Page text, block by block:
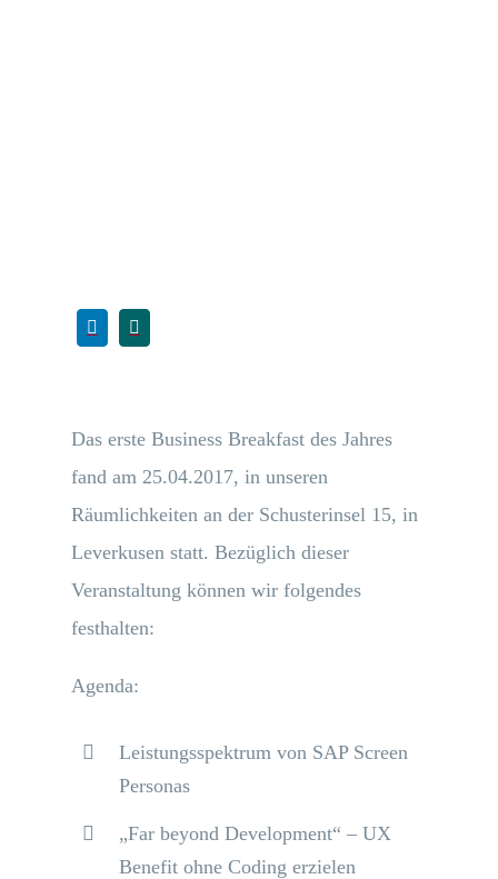
Das erste Business Breakfast des Jahres
fand am 25.04.2017, in unseren
Räumlichkeiten an der Schusterinsel 15, in
Leverkusen statt. Bezüglich dieser
Veranstaltung können wir folgendes
festhalten:
Agenda:
Leistungsspektrum von SAP Screen
Personas
„Far beyond Development“ – UX
Benefit ohne Coding erzielen